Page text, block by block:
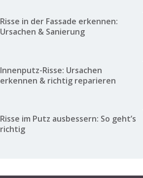
Risse in der Fassade erkennen:
Ursachen & Sanierung
Innenputz-Risse: Ursachen
erkennen & richtig reparieren
Risse im Putz ausbessern: So geht’s
richtig